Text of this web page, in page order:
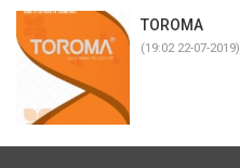
TOROMA
(19:02 22-07-2019)